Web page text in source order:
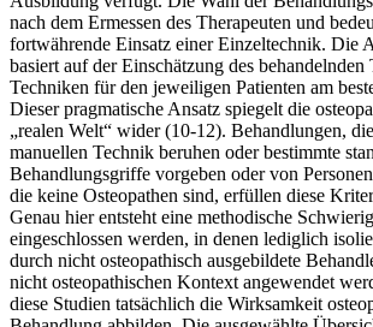
nach dem Ermessen des Therapeuten und
fortwährende Einsatz einer Einzeltechnik. Die
basiert auf der Einschätzung des
Techniken für den jeweiligen Patienten am
Dieser pragmatische Ansatz spiegelt die
„realen Welt“ wider (10-12). Behandlungen,
manuellen Technik beruhen oder bestimmte
Behandlungsgriffe vorgeben oder von
die keine Osteopathen sind, erfüllen diese
Genau hier entsteht eine methodische
eingeschlossen werden, in denen lediglich
durch nicht osteopathisch ausgebildete
nicht osteopathischen Kontext angewendet
diese Studien tatsächlich die Wirksamkeit